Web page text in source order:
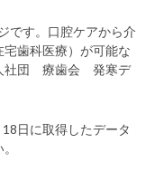
す。口腔ケアから介
歯科医療）が可能な
社団 療歯会 発寒デ
日に取得したデータ